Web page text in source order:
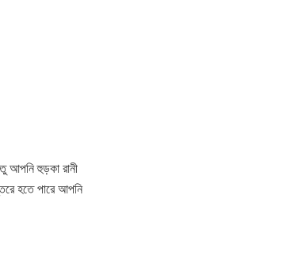
আপনি হুড়কা রানী
হতে পারে আপনি